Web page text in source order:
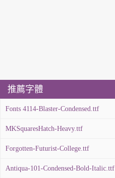
推薦字體
Fonts 4114-Blaster-Condensed.ttf
MKSquaresHatch-Heavy.ttf
Forgotten-Futurist-College.ttf
Antiqua-101-Condensed-Bold-Italic.ttf